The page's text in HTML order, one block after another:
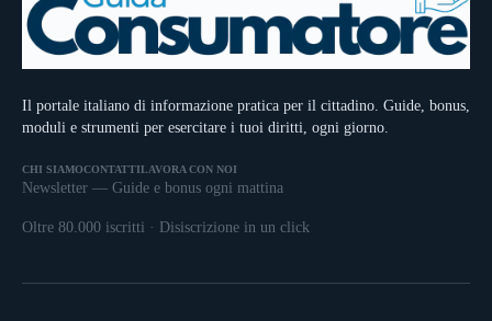
Il portale italiano di informazione pratica per il cittadino. Guide, bonus,
moduli e strumenti per esercitare i tuoi diritti, ogni giorno.
CHI SIAMOCONTATTILAVORA CON NOI
Newsletter — Guide e bonus ogni mattina
Oltre 80.000 iscritti · Disiscrizione in un click